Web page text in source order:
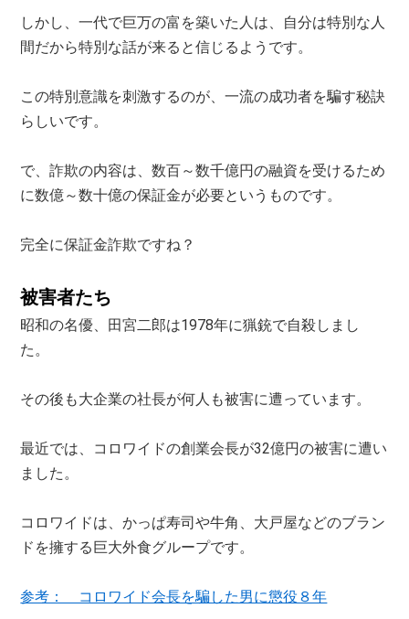
しかし、一代で巨万の富を築いた人は、自分は特別な人
間だから特別な話が来ると信じるようです。
この特別意識を刺激するのが、一流の成功者を騙す秘訣
らしいです。
で、詐欺の内容は、数百～数千億円の融資を受けるため
に数億～数十億の保証金が必要というものです。
完全に保証金詐欺ですね？
被害者たち
昭和の名優、田宮二郎は1978年に猟銃で自殺しまし
た。
その後も大企業の社長が何人も被害に遭っています。
最近では、コロワイドの創業会長が32億円の被害に遭い
ました。
コロワイドは、かっぱ寿司や牛角、大戸屋などのブラン
ドを擁する巨大外食グループです。
参考： コロワイド会長を騙した男に懲役８年